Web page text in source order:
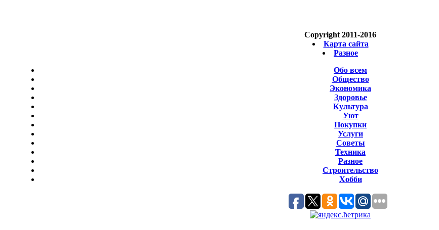
Copyright 2011-2016
Карта сайта
Разное
Обо всем
Общество
Экономика
Здоровье
Культура
Уют
Покупки
Услуги
Советы
Техника
Разное
Строительство
Хобби